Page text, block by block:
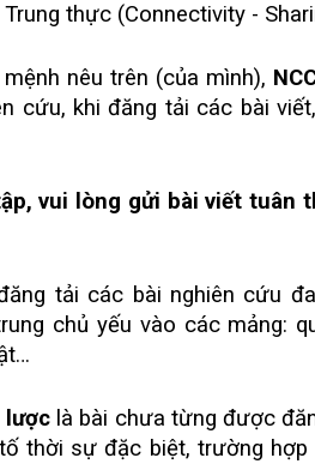
thực (Connectivity -
nêu trên (của mình),
cứu, khi đăng tải các bài
vui lòng gửi bài viết tuân
tải các bài nghiên cứu
chủ yếu vào các mảng:
lược là bài chưa từng được
thời sự đặc biệt, trường hợp